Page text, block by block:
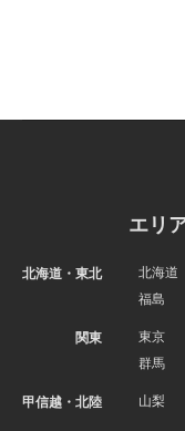
エリ
北海道・東北 北海道
福島
関東 東京
群馬
甲信越・北陸 山梨